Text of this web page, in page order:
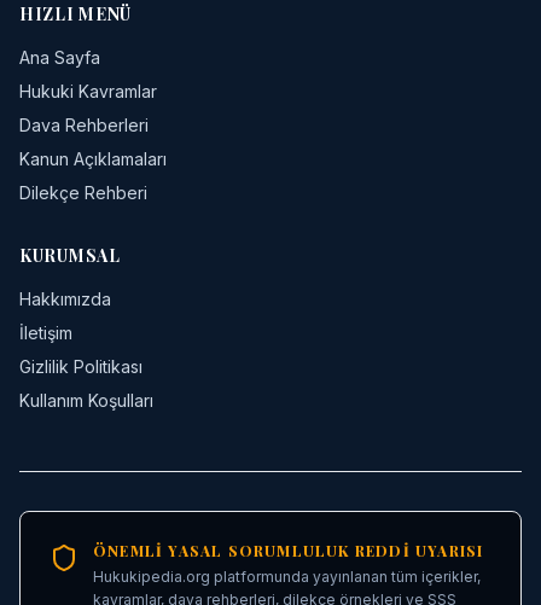
HIZLI MENÜ
Ana Sayfa
Hukuki Kavramlar
Dava Rehberleri
Kanun Açıklamaları
Dilekçe Rehberi
KURUMSAL
Hakkımızda
İletişim
Gizlilik Politikası
Kullanım Koşulları
ÖNEMLI YASAL SORUMLULUK REDDI UYARISI
Hukukipedia.org platformunda yayınlanan tüm içerikler,
kavramlar, dava rehberleri, dilekçe örnekleri ve SSS